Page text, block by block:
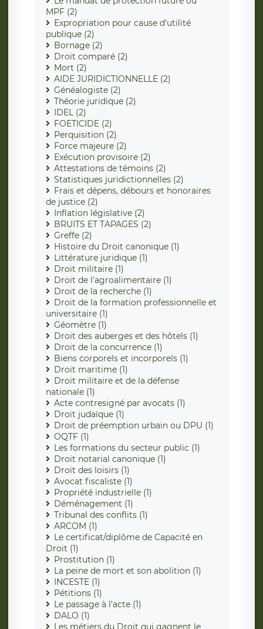
MPF (2)
Expropriation pour cause d'utilité
publique (2)
Bornage (2)
Droit comparé (2)
Mort (2)
AIDE JURIDICTIONNELLE (2)
Généalogiste (2)
Théorie juridique (2)
IDEL (2)
FOETICIDE (2)
Perquisition (2)
Force majeure (2)
Exécution provisoire (2)
Attestations de témoins (2)
Statistiques juridictionnelles (2)
Frais et dépens, débours et honoraires
de justice (2)
Inflation législative (2)
BRUITS ET TAPAGES (2)
Greffe (2)
Histoire du Droit canonique (1)
Littérature juridique (1)
Droit militaire (1)
Droit de l'agroalimentaire (1)
Droit de la recherche (1)
Droit de la formation professionnelle et
universitaire (1)
Géomètre (1)
Droit des auberges et des hôtels (1)
Droit de la concurrence (1)
Biens corporels et incorporels (1)
Droit maritime (1)
Droit militaire et de la défense
nationale (1)
Acte contresigné par avocats (1)
Droit judaïque (1)
Droit de préemption urbain ou DPU (1)
OQTF (1)
Les formations du secteur public (1)
Droit notarial canonique (1)
Droit des loisirs (1)
Avocat fiscaliste (1)
Propriété industrielle (1)
Déménagement (1)
Tribunal des conflits (1)
ARCOM (1)
Le certificat/diplôme de Capacité en
Droit (1)
Prostitution (1)
La peine de mort et son abolition (1)
INCESTE (1)
Pétitions (1)
Le passage à l'acte (1)
DALO (1)
Les métiers du Droit qui gagnent le